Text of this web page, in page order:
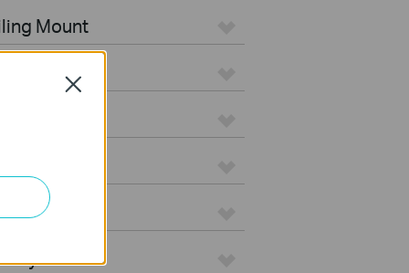
Mount
Close